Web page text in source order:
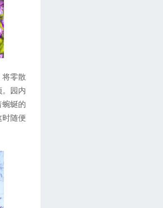
零散
。园内
蜿蜒的
时随便